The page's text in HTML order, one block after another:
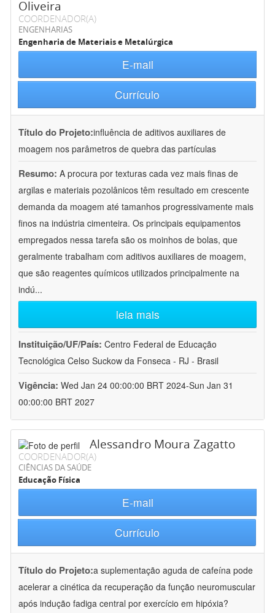
Oliveira
COORDENADOR(A)
ENGENHARIAS
Engenharia de Materiais e Metalúrgica
E-mail
Currículo
Título do Projeto:influência de aditivos auxiliares de
moagem nos parâmetros de quebra das partículas
Resumo: A procura por texturas cada vez mais finas de
argilas e materiais pozolânicos têm resultado em crescente
demanda da moagem até tamanhos progressivamente mais
finos na indústria cimenteira. Os principais equipamentos
empregados nessa tarefa são os moinhos de bolas, que
geralmente trabalham com aditivos auxiliares de moagem,
que são reagentes químicos utilizados principalmente na
indú...
leia mais
Instituição/UF/País: Centro Federal de Educação
Tecnológica Celso Suckow da Fonseca - RJ - Brasil
Vigência: Wed Jan 24 00:00:00 BRT 2024-Sun Jan 31
00:00:00 BRT 2027
Alessandro Moura Zagatto
COORDENADOR(A)
CIÊNCIAS DA SAÚDE
Educação Física
E-mail
Currículo
Título do Projeto:a suplementação aguda de cafeína pode
acelerar a cinética da recuperação da função neuromuscular
após indução fadiga central por exercício em hipóxia?